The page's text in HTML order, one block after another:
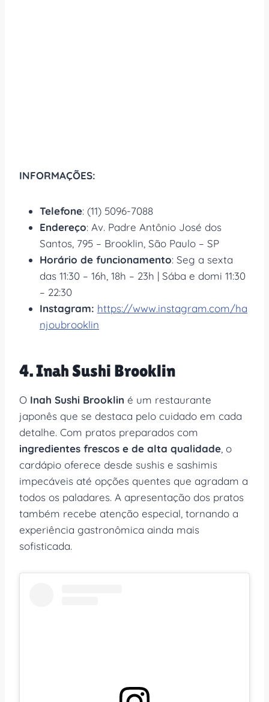
INFORMAÇÕES:
Telefone: (11) 5096-7088
Endereço: Av. Padre Antônio José dos
Santos, 795 – Brooklin, São Paulo – SP
Horário de funcionamento: Seg a sexta
das 11:30 – 16h, 18h – 23h | Sába e domi 11:30
– 22:30
Instagram: https://www.instagram.com/ha
njoubrooklin
4. Inah Sushi Brooklin
O Inah Sushi Brooklin é um restaurante
japonês que se destaca pelo cuidado em cada
detalhe. Com pratos preparados com
ingredientes frescos e de alta qualidade , o
cardápio oferece desde sushis e sashimis
impecáveis até opções quentes que agradam a
todos os paladares. A apresentação dos pratos
também recebe atenção especial, tornando a
experiência gastronômica ainda mais
sofisticada.